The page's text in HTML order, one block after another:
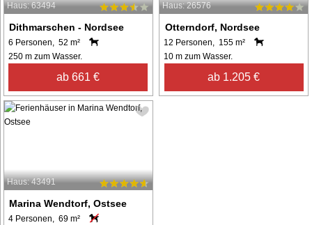
Haus: 63494
Dithmarschen - Nordsee
6 Personen, 52 m²
250 m zum Wasser.
ab 661 €
Haus: 26576
Otterndorf, Nordsee
12 Personen, 155 m²
10 m zum Wasser.
ab 1.205 €
Haus: 43491
Marina Wendtorf, Ostsee
4 Personen, 69 m²